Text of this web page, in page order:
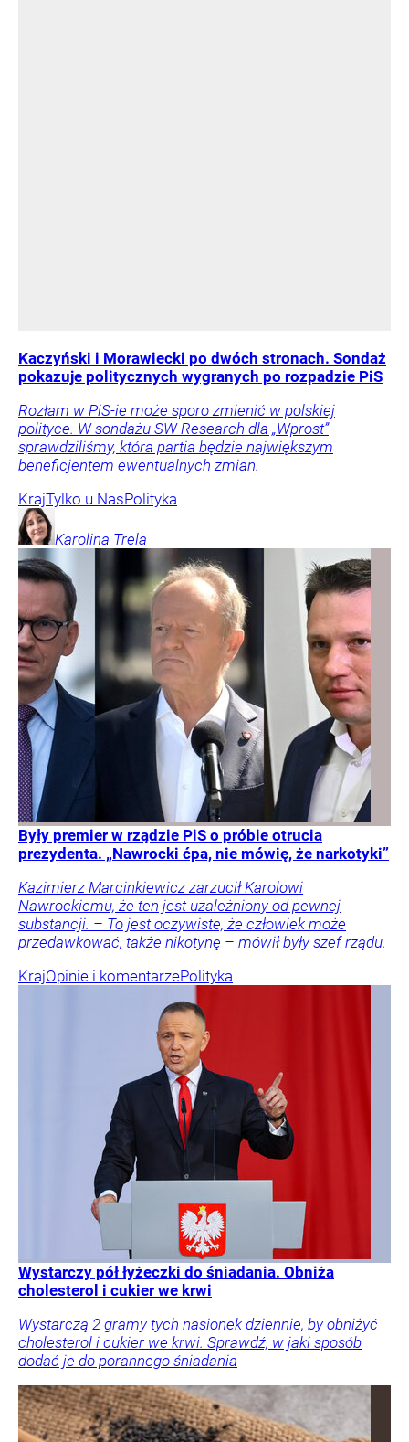
Kaczyński i Morawiecki po dwóch stronach. Sondaż
pokazuje politycznych wygranych po rozpadzie PiS
Rozłam w PiS-ie może sporo zmienić w polskiej
polityce. W sondażu SW Research dla „Wprost”
sprawdziliśmy, która partia będzie największym
beneficjentem ewentualnych zmian.
KrajTylko u NasPolityka
Karolina Trela
Były premier w rządzie PiS o próbie otrucia
prezydenta. „Nawrocki ćpa, nie mówię, że narkotyki”
Kazimierz Marcinkiewicz zarzucił Karolowi
Nawrockiemu, że ten jest uzależniony od pewnej
substancji. – To jest oczywiste, że człowiek może
przedawkować, także nikotynę – mówił były szef rządu.
KrajOpinie i komentarzePolityka
Wystarczy pół łyżeczki do śniadania. Obniża
cholesterol i cukier we krwi
Wystarczą 2 gramy tych nasionek dziennie, by obniżyć
cholesterol i cukier we krwi. Sprawdź, w jaki sposób
dodać je do porannego śniadania